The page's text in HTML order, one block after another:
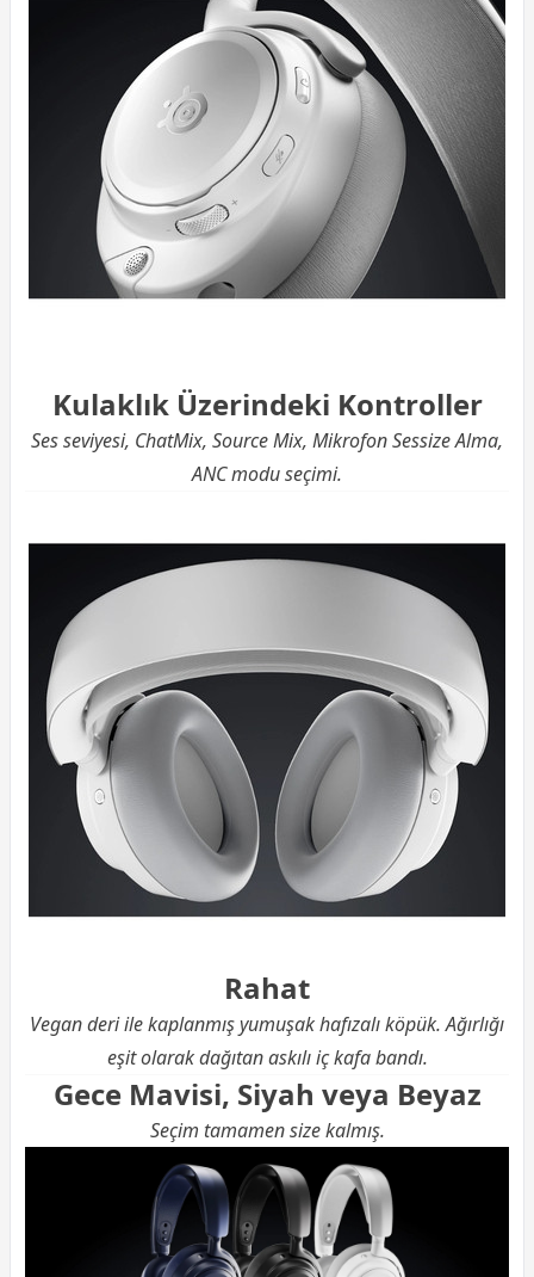
Kulaklık Üzerindeki Kontroller
Ses seviyesi, ChatMix, Source Mix, Mikrofon Sessize Alma,
ANC modu seçimi.
Rahat
Vegan deri ile kaplanmış yumuşak hafızalı köpük. Ağırlığı
eşit olarak dağıtan askılı iç kafa bandı.
Gece Mavisi, Siyah veya Beyaz
Seçim tamamen size kalmış.